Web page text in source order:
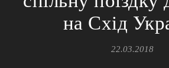
на Схід
22.03.2018